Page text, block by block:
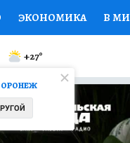
ЭКОНОМИКА В
Я ЗНАЮ СЕМЬЯ
+27°